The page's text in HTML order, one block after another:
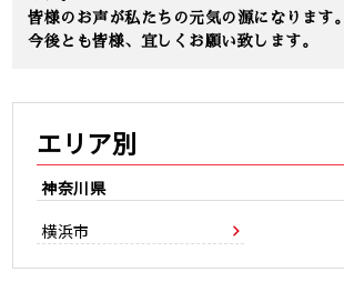
皆様のお声が私たちの元気の源になります。
今後とも皆様、宜しくお願い致します。
エリア別
神奈川県
横浜市